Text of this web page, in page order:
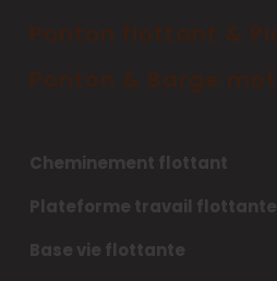
Cheminement flottant
Plateforme travail flottante
Base vie flottante